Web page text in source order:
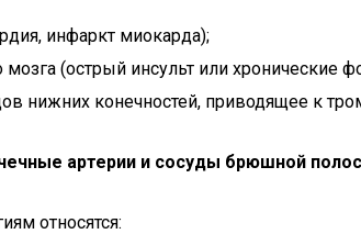
инфаркт миокарда);
(острый инсульт или хронические
нижних конечностей, приводящее к
артерии и сосуды брюшной
относятся: